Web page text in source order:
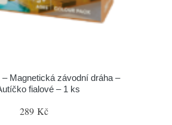
Magnetická závodní dráha –
fialové – 1 ks
289 Kč